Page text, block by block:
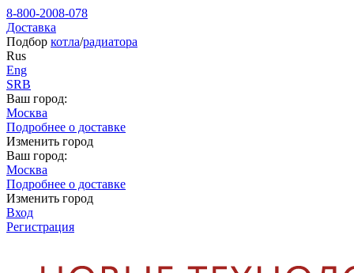
8-800-2008-078
Доставка
Подбор котла/радиатора
Rus
Eng
SRB
Ваш город:
Москва
Подробнее о доставке
Изменить город
Ваш город:
Москва
Подробнее о доставке
Изменить город
Вход
Регистрация